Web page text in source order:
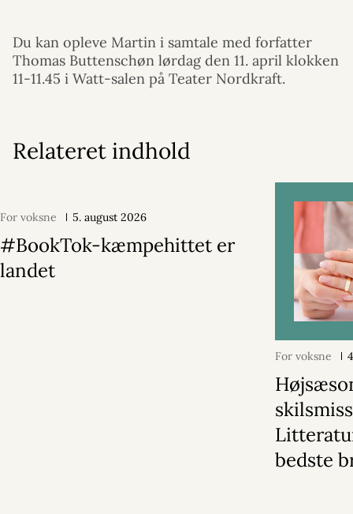
Du kan opleve Martin i samtale med forfatter
Thomas Buttenschøn lørdag den 11. april klokken
11-11.45 i Watt-salen på Teater Nordkraft.
Relateret indhold
For voksne 5. august 2026
#BookTok-kæmpehittet er
landet
For voksne
bedste